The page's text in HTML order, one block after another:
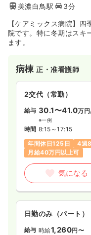
美濃白鳥駅
3分
【ケアミックス病院】
院です。特に冬期はスキ
ます。
病棟正・准看護師
2交代（常勤）
給与 30.1〜41.0万円
※一例
時間 8:15～17:15
年間休日125日
4週
月給40万円以上可
気になる
日勤のみ（パート）
給与 時給1,260円〜